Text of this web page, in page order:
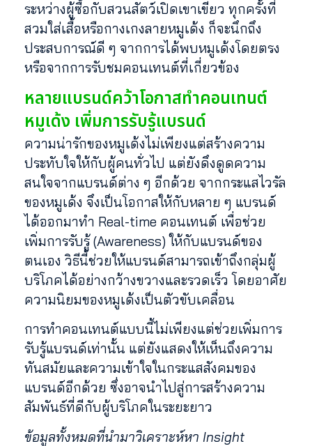
ระหว่างผู้ซื้อกับสวนสัตว์เปิดเขาเขียว ทุกครั้งที่
สวมใส่เสื้อหรือกางเกงลายหมูเด้ง ก็จะนึกถึง
ประสบการณ์ดี ๆ จากการได้พบหมูเด้งโดยตรง
หรือจากการรับชมคอนเทนต์ที่เกี่ยวข้อง
หลายแบรนด์คว้าโอกาสทำคอนเทนต์
หมูเด้ง เพิ่มการรับรู้แบรนด์
ความน่ารักของหมูเด้งไม่เพียงแต่สร้างความ
ประทับใจให้กับผู้คนทั่วไป แต่ยังดึงดูดความ
สนใจจากแบรนด์ต่าง ๆ อีกด้วย จากกระแสไวรัล
ของหมูเด้ง จึงเป็นโอกาสให้กับหลาย ๆ แบรนด์
ได้ออกมาทำ Real-time คอนเทนต์ เพื่อช่วย
เพิ่มการรับรู้ (Awareness) ให้กับแบรนด์ของ
ตนเอง วิธีนี้ช่วยให้แบรนด์สามารถเข้าถึงกลุ่มผู้
บริโภคได้อย่างกว้างขวางและรวดเร็ว โดยอาศัย
ความนิยมของหมูเด้งเป็นตัวขับเคลื่อน
การทำคอนเทนต์แบบนี้ไม่เพียงแต่ช่วยเพิ่มการ
รับรู้แบรนด์เท่านั้น แต่ยังแสดงให้เห็นถึงความ
ทันสมัยและความเข้าใจในกระแสสังคมของ
แบรนด์อีกด้วย ซึ่งอาจนำไปสู่การสร้างความ
สัมพันธ์ที่ดีกับผู้บริโภคในระยะยาว
ข้อมูลทั้งหมดที่นำมาวิเคราะห์หา Insight